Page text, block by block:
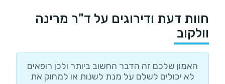
חוות דעת ודירוגים על ד"ר מרינה
וולקוב
האמון שלכם זה הדבר החשוב ביותר ולכן רופאים
לא יכולים לשלם על מנת לשנות או למחוק את